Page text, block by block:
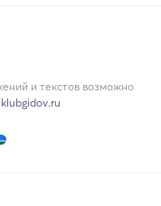
и текстов возможно
klubgidov.ru